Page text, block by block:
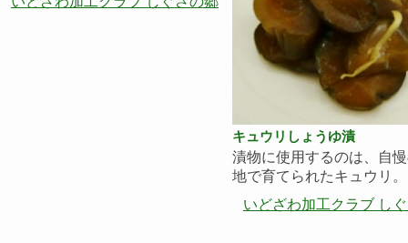
キュウリしょうゆ漬
漬物に使用するのは、自
地で育てられたキュウリ
いどざわ加工クラブ し